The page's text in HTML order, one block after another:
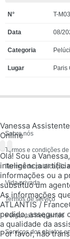
T-
08/
Paris
Sobre nós
Termos e condições
Termos de publicação
Vida privada
Termos de serviço
Perguntas frequentes
Serviços dos objetos
Vanessa
Online
Olá! Sou a
inteligência
informações ou a
substituo um
As informações
ATLANTIS /
pedido, assegurar
a qualidade da
Por favor, não